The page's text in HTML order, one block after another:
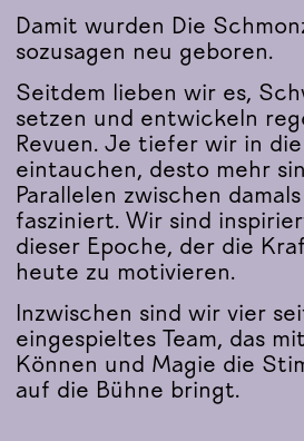
Damit wurden Die
sozusagen neu geboren.
Seitdem lieben wir es,
setzen und entwickeln
Revuen. Je tiefer wir in
eintauchen, desto mehr
Parallelen zwischen
fasziniert. Wir sind
dieser Epoche, der die
heute zu motivieren.
Inzwischen sind wir vier
eingespieltes Team, das
Können und Magie die
auf die Bühne bringt.